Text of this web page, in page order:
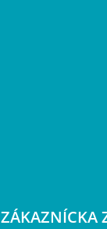
ZÁKAZNÍCKA